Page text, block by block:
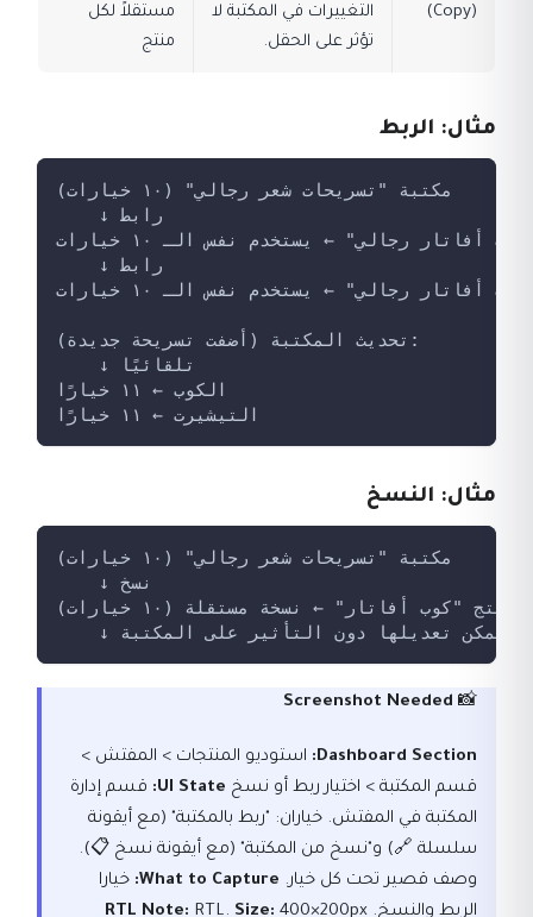
(Copy)
التغييرات في المكتبة لا
تؤثر على الحقل.
مستقلاً لكل
منتج
مثال: الربط
مكتبة "تسريحات شعر رجالي" (١٠ خيارات)
    ↓ رابط
أفاتار رجالي" ← يستخدم نفس الـ ١٠ خيارات
    ↓ رابط
أفاتار رجالي" ← يستخدم نفس الـ ١٠ خيارات
تحديث المكتبة (أضفت تسريحة جديدة):
    ↓ تلقائيًا
الكوب ← ١١ خيارًا
التيشيرت ← ١١ خيارًا
مثال: النسخ
مكتبة "تسريحات شعر رجالي" (١٠ خيارات)
    ↓ نسخ
منتج "كوب أفاتار" ← نسخة مستقلة (١٠ خيارات)
    ↓ يمكن تعديلها دون التأثير على المكتبة
📸
Screenshot Needed
Dashboard Section:
استوديو المنتجات > المفتش >
قسم المكتبة > اختيار ربط أو نسخ UI State:
قسم إدارة
المكتبة في المفتش. خياران: "ربط بالمكتبة" (مع أيقونة
سلسلة 🔗) و"نسخ من المكتبة" (مع أيقونة نسخ 📋).
وصف قصير تحت كل خيار. What to Capture: خيارا
الربط والنسخ.
RTL Note: RTL. Size: 400×200px